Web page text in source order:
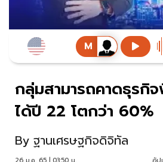
กลุ่มสามารถคาดธุรกิ
ได้ปี 22 โตกว่า 60%
By ฐานเศรษฐกิจดิจิทัล